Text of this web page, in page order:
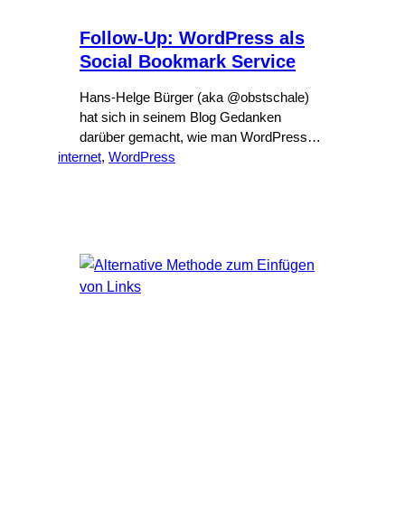
Follow-Up: WordPress als
Social Bookmark Service
Hans-Helge Bürger (aka @obstschale)
hat sich in seinem Blog Gedanken
darüber gemacht, wie man WordPress
als Social Bookmark Service nutzen
internet, WordPress